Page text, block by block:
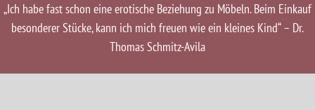
„Ich habe fast schon eine erotische Beziehung zu Möbeln. Beim Einkauf
besonderer Stücke, kann ich mich freuen wie ein kleines Kind“ – Dr.
Thomas Schmitz-Avila